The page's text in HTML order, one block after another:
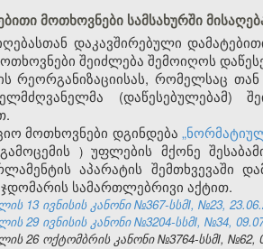
მოთხოვნები სამსახურში
დაკავშირებული
შეიძლება შემოიღოს
რეორგანიზაციისას, რომელსაც
(დაწესებულებამ)
მოთხოვნები დგინდება „
გამოცემის ) უფლების მქონე
აპარატის შემთხვევაში
სამართლებრივი აქტით.
13 ივნისის კანონი №367-სსმI, №23,
29 ივნისის კანონი №3204-სსმI, №34,
26 ოქტომბრის კანონი №3764-სსმI, №62,